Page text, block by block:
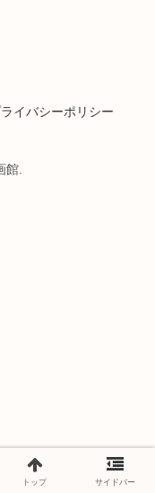
イバシーポリシー
館.
トップ サイドバー